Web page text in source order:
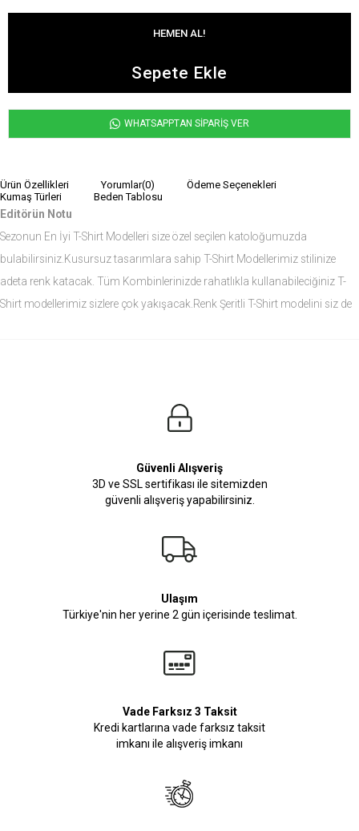
WHATSAPPTAN SİPARİŞ VER
Ürün Özellikleri Yorumlar(0)
Ödeme Seçenekleri
Kumaş Türleri
Beden Tablosu
Editörün Notu
Sezonun En İyi T-Shirt Modelleri size özel seçilen katoloğumuzda
bulabilirsiniz.Kusursuz tasarımlara sahip T-Shirt Modellerimiz stilinize
adeta renk katacak. Tüm Kombinlerinizde rahatlıkla kullanabileciğiniz T-
Shirt modellerimiz sizlere çok yakışacak.Renk Şeritli T-Shirt modelini siz de
Güvenli Alışveriş
3D ve SSL sertifikası ile sitemizden
güvenli alışveriş yapabilirsiniz.
Ulaşım
Türkiye'nin her yerine 2 gün içerisinde teslimat.
Vade Farksız 3 Taksit
Kredi kartlarına vade farksız taksit
imkanı ile alışveriş imkanı